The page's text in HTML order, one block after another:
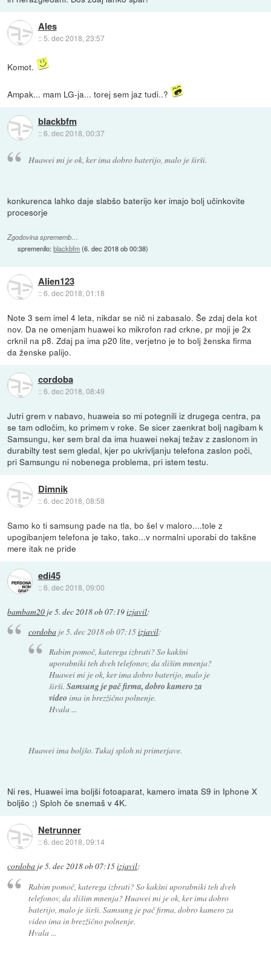
Ales
::5. dec 2018, 23:57
Komot.
Ampak... mam LG-ja... torej sem jaz tudi..?
blackbfm
::6. dec 2018, 00:37
Huawei mi je ok, ker ima dobro baterijo, malo je širši.
konkurenca lahko daje slabšo baterijo ker imajo bolj učinkovite
procesorje
Zgodovina sprememb…
spremenilo:blackbfm(6. dec 2018 ob 00:38)
Alien123
::6. dec 2018, 01:18
Note 3 sem imel 4 leta, nikdar se nič ni zabasalo. Še zdaj dela kot
nov. Da ne omenjam huawei ko mikrofon rad crkne, pr moji je 2x
crknil na p8. Zdaj pa ima p20 lite, verjetno je to bolj ženska firma
da ženske palijo.
cordoba
::6. dec 2018, 08:49
Jutri grem v nabavo, huaweia so mi potegnili iz drugega centra, pa
se tam odločim, ko primem v roke. Se sicer zaenkrat bolj nagibam k
Samsungu, ker sem bral da ima huawei nekaj težav z zaslonom in
durabilty test sem gledal, kjer po ukrivljanju telefona zaslon poči,
pri Samsungu ni nobenega problema, pri istem testu.
Dimnik
::6. dec 2018, 08:58
Samo ko ti samsung pade na tla, bo šel v maloro....tole z
upogibanjem telefona je tako, tako...v normalni uporabi do takšne
mere itak ne pride
edi45
::6. dec 2018, 09:00
bambam20 je5. dec 2018 ob 07:19izjavil:
cordobaje5. dec 2018 ob 07:15izjavil:
Rabim pomoč, katerega izbrati? So kakšni
uporabniki teh dveh telefonov, da slišim mnenja?
Huawei mi je ok, ker ima dobro baterijo, malo je
širši.Samsung je pač firma, dobro kamero za
videoima in brezžično polnenje.
Hvala ...
Huawei ima boljšo. Tukaj sploh ni primerjave.
Ni res, Huawei ima boljši fotoaparat, kamero imata S9 in Iphone X
boljšo ;) Sploh če snemaš v 4K.
Netrunner
::6. dec 2018, 09:14
cordoba je5. dec 2018 ob 07:15izjavil:
Rabim pomoč, katerega izbrati? So kakšni uporabniki teh dveh
telefonov, da slišim mnenja? Huawei mi je ok, ker ima dobro
baterijo, malo je širši. Samsung je pač firma, dobro kamero za
video ima in brezžično polnenje.
Hvala ...